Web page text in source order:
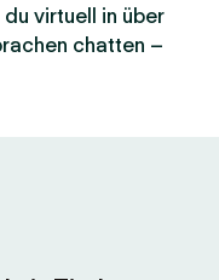
virtuell in über
chatten –